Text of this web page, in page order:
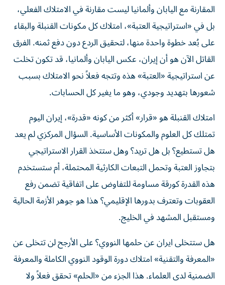
المقارنة مع اليابان وألمانيا ليست مقارنة في الامتلاك الفعلي،
بل في «استراتيجية العتبة»، امتلاك كل مكونات القنبلة والبقاء
على بُعد خطوة واحدة منها، لتحقيق الردع دون دفع ثمنه. الفرق
القاتل الآن هو أن إيران، عكس اليابان وألمانيا، قد تكون تخلت
عن استراتيجية «العتبة» هذه وتتجه فعلاً نحو الامتلاك بسبب
شعورها بتهديد وجودي، وهو ما يغير كل الحسابات.
امتلاك القنبلة هو «قرار» أكثر من كونه «قدرة»، إيران اليوم
تمتلك كل العلوم والمكونات الأساسية. السؤال المركزي لم يعد
هل تستطيع؟ بل هل تريد؟ وهل ستتخذ القرار الاستراتيجي
بتجاوز العتبة وتحمل التبعات الكارثية المحتملة، أم ستستخدم
هذه القدرة كورقة مساومة للتفاوض على اتفاقية تضمن رفع
العقوبات وتعترف بدورها الإقليمي؟ هذا هو جوهر الأزمة الحالية
ومستقبل المشهد في الخليج.
هل ستتخلى ايران عن حلمها النووي؟ على الأرجح لن تتخلى عن
«المعرفة والتقنية» امتلاك دورة الوقود النووي الكاملة والمعرفة
الضمنية لدى العلماء. هذا الجزء من «الحلم» تحقق فعلاً ولا